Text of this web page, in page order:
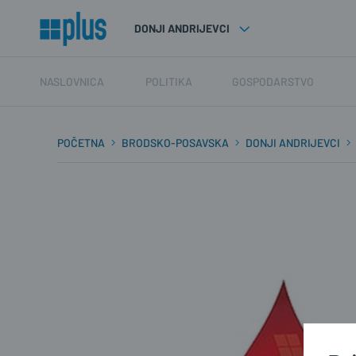
DONJI ANDRIJEVCI
NASLOVNICA POLITIKA GOSPODARSTVO
POČETNA BRODSKO-POSAVSKA DONJI ANDRIJEVCI